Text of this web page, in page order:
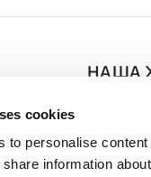
cookies
to personalise
information
НАША